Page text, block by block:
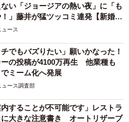
い「ジョージアの熱い夜」に「も
」藤井が猛ツッコミ連発【新婚さ
ュース
チでもバズりたい」願いかなった！
の投稿が4100万再生 他業種も
ミーム化へ発展
ュース調査部
内することが不可能です」レストラ
に大きな注意書き オートリザーブ